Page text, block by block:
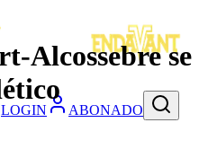
LOGIN ABONADO
Alcossebre se